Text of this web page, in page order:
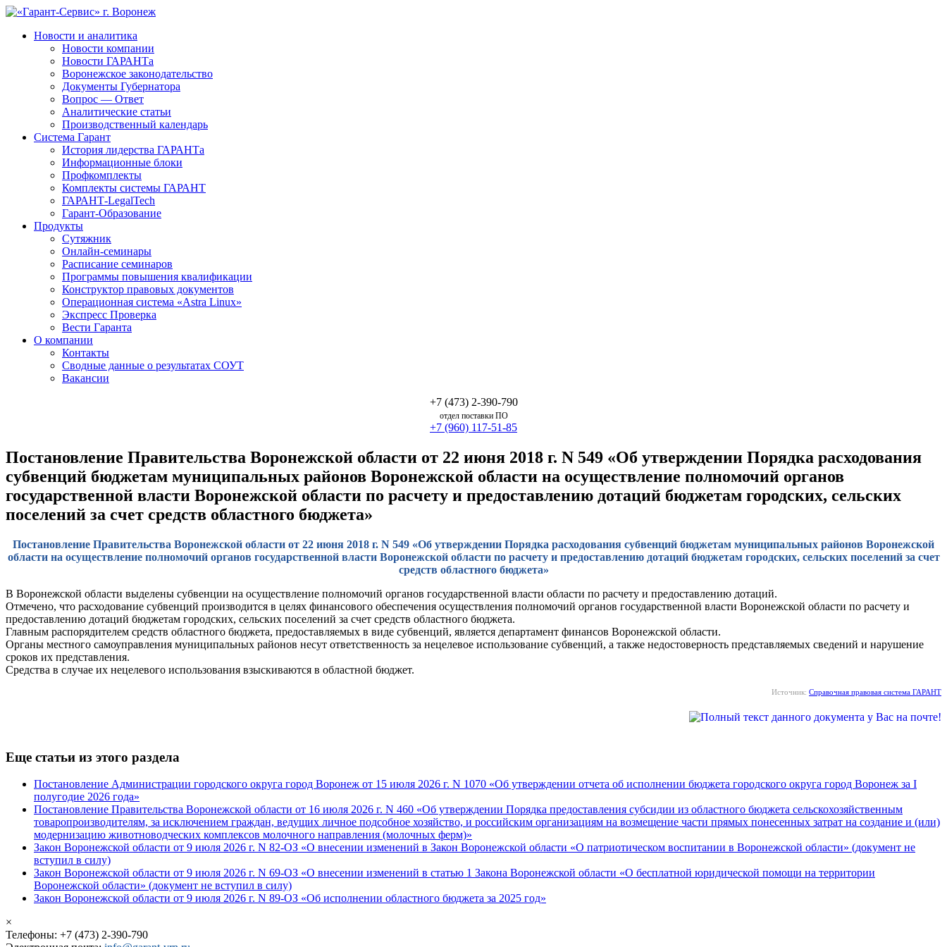
Новости и аналитика
Новости компании
Новости ГАРАНТа
Воронежское законодательство
Документы Губернатора
Вопрос — Ответ
Аналитические статьи
Производственный календарь
Система Гарант
История лидерства ГАРАНТа
Информационные блоки
Профкомплекты
Комплекты системы ГАРАНТ
ГАРАНТ-LegalTech
Гарант-Образование
Продукты
Сутяжник
Онлайн-семинары
Расписание семинаров
Программы повышения квалификации
Конструктор правовых документов
Операционная система «Astra Linux»
Экспресс Проверка
Вести Гаранта
О компании
Контакты
Сводные данные о результатах СОУТ
Вакансии
+7 (473) 2-390-790
отдел поставки ПО
+7 (960) 117-51-85
Постановление Правительства Воронежской области от 22 июня 2018 г. N 549 «Об утверждении Порядка расходования
субвенций бюджетам муниципальных районов Воронежской области на осуществление полномочий органов
государственной власти Воронежской области по расчету и предоставлению дотаций бюджетам городских, сельских
поселений за счет средств областного бюджета»
Постановление Правительства Воронежской области от 22 июня 2018 г. N 549 «Об утверждении Порядка расходования субвенций бюджетам муниципальных районов Воронежской
области на осуществление полномочий органов государственной власти Воронежской области по расчету и предоставлению дотаций бюджетам городских, сельских поселений за счет
средств областного бюджета»
В Воронежской области выделены субвенции на осуществление полномочий органов государственной власти области по расчету и предоставлению дотаций.
Отмечено, что расходование субвенций производится в целях финансового обеспечения осуществления полномочий органов государственной власти Воронежской области по расчету и
предоставлению дотаций бюджетам городских, сельских поселений за счет средств областного бюджета.
Главным распорядителем средств областного бюджета, предоставляемых в виде субвенций, является департамент финансов Воронежской области.
Органы местного самоуправления муниципальных районов несут ответственность за нецелевое использование субвенций, а также недостоверность представляемых сведений и нарушение
сроков их представления.
Средства в случае их нецелевого использования взыскиваются в областной бюджет.
Источник: Справочная правовая система ГАРАНТ
Еще статьи из этого раздела
Постановление Администрации городского округа город Воронеж от 15 июля 2026 г. N 1070 «Об утверждении отчета об исполнении бюджета городского округа город Воронеж за I
полугодие 2026 года»
Постановление Правительства Воронежской области от 16 июля 2026 г. N 460 «Об утверждении Порядка предоставления субсидии из областного бюджета сельскохозяйственным
товаропроизводителям, за исключением граждан, ведущих личное подсобное хозяйство, и российским организациям на возмещение части прямых понесенных затрат на создание и (или)
модернизацию животноводческих комплексов молочного направления (молочных ферм)»
Закон Воронежской области от 9 июля 2026 г. N 82-ОЗ «О внесении изменений в Закон Воронежской области «О патриотическом воспитании в Воронежской области» (документ не
вступил в силу)
Закон Воронежской области от 9 июля 2026 г. N 69-ОЗ «О внесении изменений в статью 1 Закона Воронежской области «О бесплатной юридической помощи на территории
Воронежской области» (документ не вступил в силу)
Закон Воронежской области от 9 июля 2026 г. N 89-ОЗ «Об исполнении областного бюджета за 2025 год»
×
Телефоны: +7 (473) 2-390-790